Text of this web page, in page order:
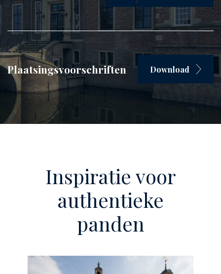
Plaatsingsvoorschriften Download
Inspiratie voor
authentieke
panden